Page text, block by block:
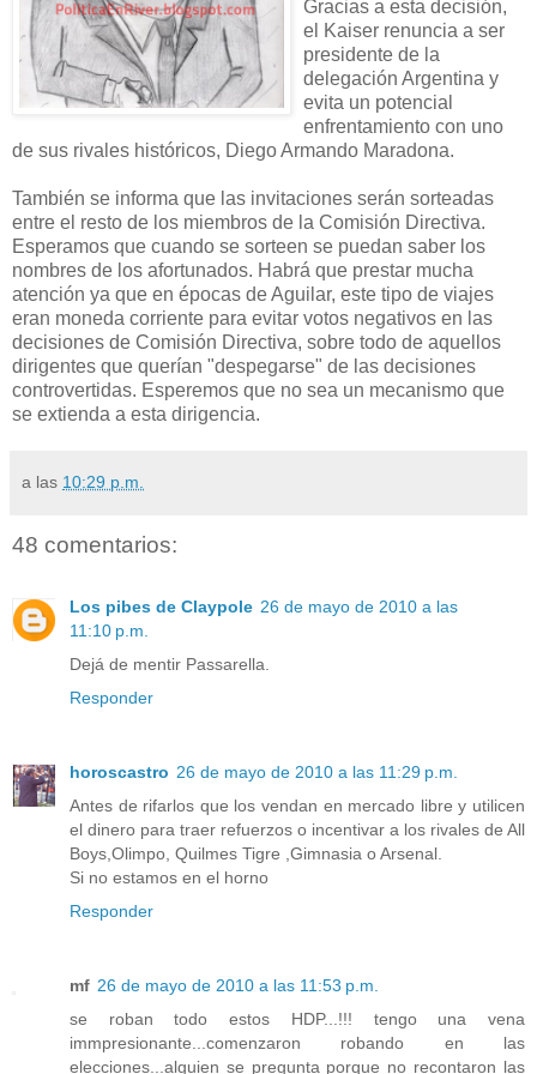
Gracias a esta decisión,
el Kaiser renuncia a ser
presidente de la
delegación Argentina y
evita un potencial
enfrentamiento con uno
de sus rivales históricos, Diego Armando Maradona.
También se informa que las invitaciones serán sorteadas
entre el resto de los miembros de la Comisión Directiva.
Esperamos que cuando se sorteen se puedan saber los
nombres de los afortunados. Habrá que prestar mucha
atención ya que en épocas de Aguilar, este tipo de viajes
eran moneda corriente para evitar votos negativos en las
decisiones de Comisión Directiva, sobre todo de aquellos
dirigentes que querían "despegarse" de las decisiones
controvertidas. Esperemos que no sea un mecanismo que
se extienda a esta dirigencia.
a las 10:29 p.m.
48 comentarios:
Los pibes de Claypole 26 de mayo de 2010 a las
11:10 p.m.
Dejá de mentir Passarella.
Responder
horoscastro 26 de mayo de 2010 a las 11:29 p.m.
Antes de rifarlos que los vendan en mercado libre y utilicen
el dinero para traer refuerzos o incentivar a los rivales de All
Boys,Olimpo, Quilmes Tigre ,Gimnasia o Arsenal.
Si no estamos en el horno
Responder
mf 26 de mayo de 2010 a las 11:53 p.m.
se roban todo estos HDP...!!! tengo una vena
immpresionante...comenzaron robando en las
elecciones...alguien se pregunta porque no recontaron las